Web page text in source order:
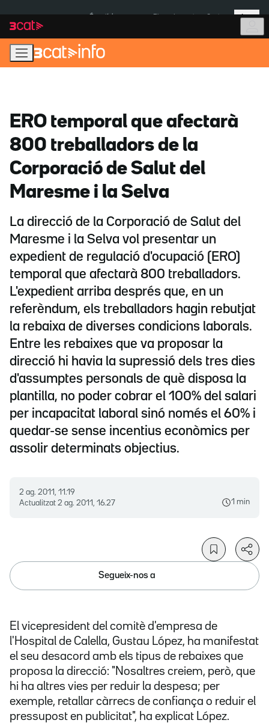
navegació
principal
contingut
Més
ERO temporal que afectarà
800 treballadors de la
Corporació de Salut del
Maresme i la Selva
La direcció de la Corporació de Salut del
Maresme i la Selva vol presentar un
expedient de regulació d'ocupació (ERO)
temporal que afectarà 800 treballadors.
L'expedient arriba després que, en un
referèndum, els treballadors hagin rebutjat
la rebaixa de diverses condicions laborals.
Entre les rebaixes que va proposar la
direcció hi havia la supressió dels tres dies
d'assumptes personals de què disposa la
plantilla, no poder cobrar el 100% del salari
per incapacitat laboral sinó només el 60% i
quedar-se sense incentius econòmics per
assolir determinats objectius.
2 ag. 2011, 11.19
Actualitzat 2 ag. 2011, 16.27 1 min
Segueix-nos a
El vicepresident del comitè d'empresa de
l'Hospital de Calella, Gustau López, ha manifestat
el seu desacord amb els tipus de rebaixes que
proposa la direcció: "Nosaltres creiem, però, que
hi ha altres vies per reduir la despesa; per
exemple, retallar càrrecs de confiança o reduir el
pressupost en publicitat", ha explicat López.